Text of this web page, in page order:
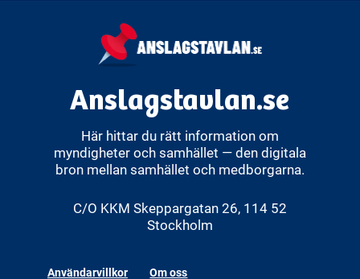
Anslagstavlan.se
Här hittar du rätt information om
myndigheter och samhället — den digitala
bron mellan samhället och medborgarna.
C/O KKM Skeppargatan 26, 114 52
Stockholm
Användarvillkor Om oss